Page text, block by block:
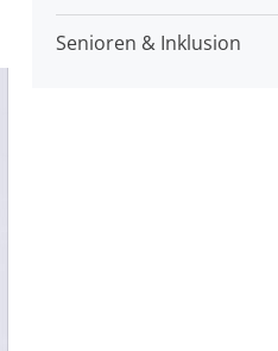
Senioren & Inklusion